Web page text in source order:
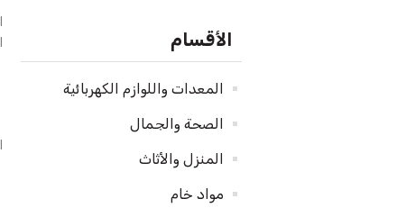
الأقسام
المعدات واللوازم الكهربائية
الصحة والجمال
المنزل والأثاث
مواد خام